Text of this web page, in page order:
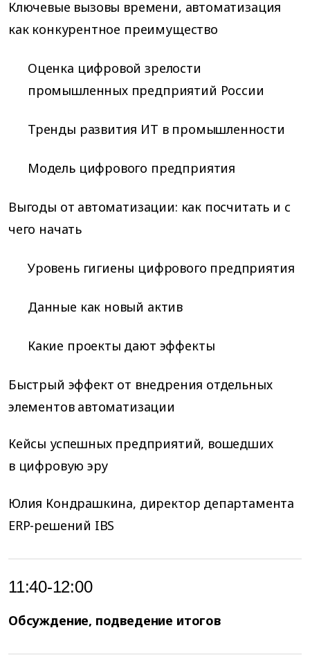
Ключевые вызовы времени, автоматизация
как конкурентное преимущество
Оценка цифровой зрелости
промышленных предприятий России
Тренды развития ИТ в промышленности
Модель цифрового предприятия
Выгоды от автоматизации: как посчитать и с
чего начать
Уровень гигиены цифрового предприятия
Данные как новый актив
Какие проекты дают эффекты
Быстрый эффект от внедрения отдельных
элементов автоматизации
Кейсы успешных предприятий, вошедших
в цифровую эру
Юлия Кондрашкина, директор департамента
ERP-решений IBS
11:40-12:00
Обсуждение, подведение итогов